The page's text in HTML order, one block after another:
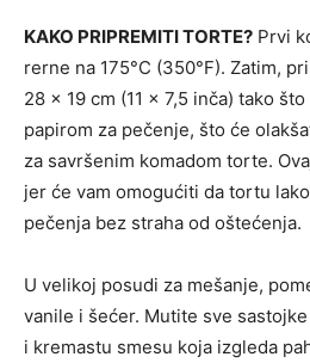
KAKO PRIPREMITI TORTE? Prvi
rerne na 175°C (350°F). Zatim,
28 x 19 cm (11 x 7,5 inča) tako
papirom za pečenje, što će
za savršenim komadom torte.
jer će vam omogućiti da tortu
pečenja bez straha od oštećenja.
U velikoj posudi za mešanje,
vanile i šećer. Mutite sve
i kremastu smesu koja izgleda